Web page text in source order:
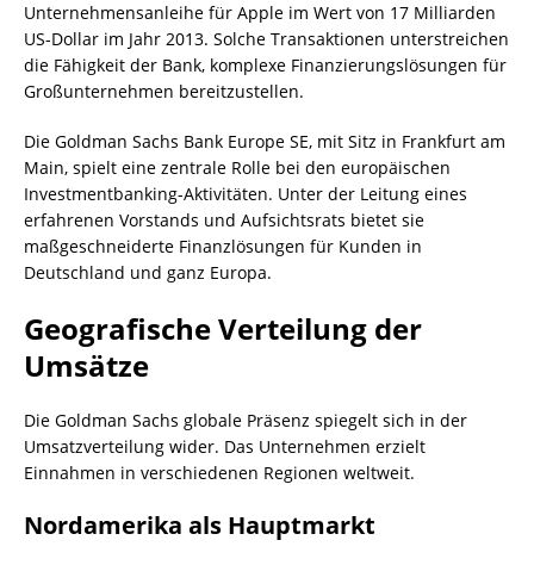
Unternehmensanleihe für Apple im Wert von 17 Milliarden
US-Dollar im Jahr 2013. Solche Transaktionen unterstreichen
die Fähigkeit der Bank, komplexe Finanzierungslösungen für
Großunternehmen bereitzustellen.
Die Goldman Sachs Bank Europe SE, mit Sitz in Frankfurt am
Main, spielt eine zentrale Rolle bei den europäischen
Investmentbanking-Aktivitäten. Unter der Leitung eines
erfahrenen Vorstands und Aufsichtsrats bietet sie
maßgeschneiderte Finanzlösungen für Kunden in
Deutschland und ganz Europa.
Geografische Verteilung der
Umsätze
Die Goldman Sachs globale Präsenz spiegelt sich in der
Umsatzverteilung wider. Das Unternehmen erzielt
Einnahmen in verschiedenen Regionen weltweit.
Nordamerika als Hauptmarkt